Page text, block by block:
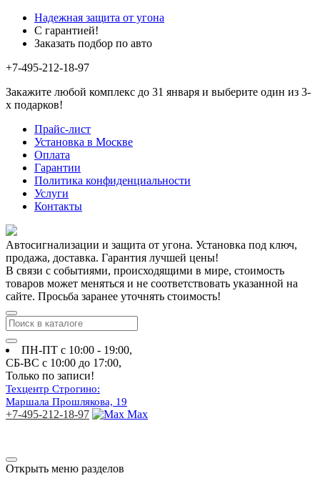
Надежная защита от угона
С гарантией!
Заказать подбор по авто
+7-495-212-18-97
Закажите любой комплекс до 31 января и выберите один из 3-
х подарков!
Прайс-лист
Установка в Москве
Оплата
Гарантии
Политика конфиденциальности
Услуги
Контакты
Автосигнализации и защита от угона. Установка под ключ,
продажа, доставка. Гарантия лучшей цены!
В связи с событиями, происходящими в мире, стоимость
товаров может меняться и не соответствовать указанной на
сайте. Просьба заранее уточнять стоимость!
ПН-ПТ с 10:00 - 19:00,
СБ-ВС с 10:00 до 17:00,
Только по записи!
Техцентр Строгино:
Маршала Прошлякова, 19
+7-495-212-18-97 Max
Открыть меню разделов